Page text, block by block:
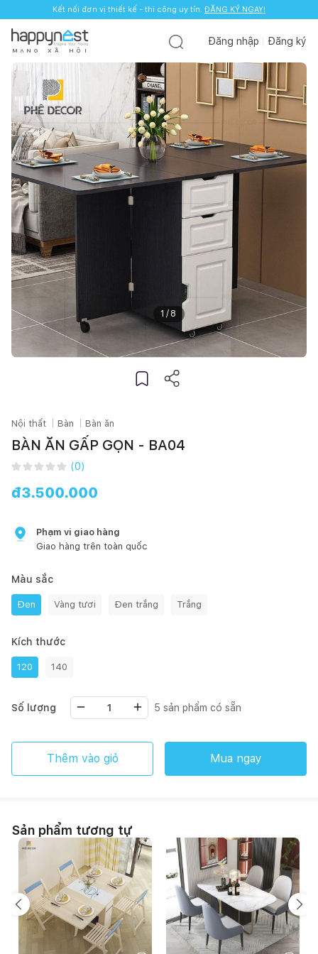
Kết nối đơn vị thiết kế - thi công uy tín. ĐĂNG KÝ NGAY!
M Ạ N G X Ã H Ộ I
Đăng nhập Đăng ký
1 / 8
Nội thất Bàn Bàn ăn
BÀN ĂN GẤP GỌN - BA04
(0)
đ3.500.000
Phạm vi giao hàng
Giao hàng trên toàn quốc
Màu sắc
Đen Vàng tươi Đen trắng Trắng
Kích thước
120 140
Số lượng 5 sản phẩm có sẵn
Thêm vào giỏ Mua ngay
Sản phẩm tương tự